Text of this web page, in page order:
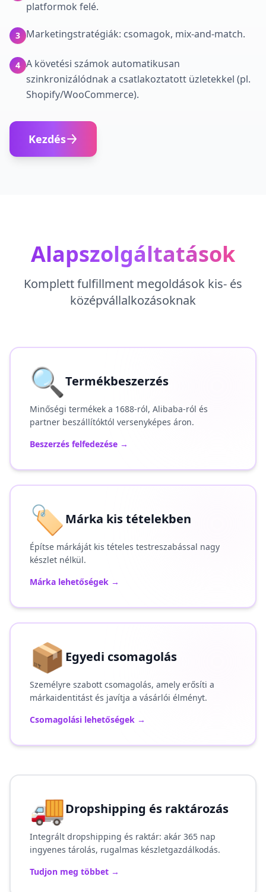
platformok felé.
3 Marketingstratégiák: csomagok, mix-and-match.
4 A követési számok automatikusan
szinkronizálódnak a csatlakoztatott üzletekkel (pl.
Shopify/WooCommerce).
Kezdés
Alapszolgáltatások
Komplett fulfillment megoldások kis- és
középvállalkozásoknak
🔍 Termékbeszerzés
Minőségi termékek a 1688-ról, Alibaba-ról és
partner beszállítóktól versenyképes áron.
Beszerzés felfedezése →
🏷️Márka kis tételekben
Építse márkáját kis tételes testreszabással nagy
készlet nélkül.
Márka lehetőségek →
📦 Egyedi csomagolás
Személyre szabott csomagolás, amely erősíti a
márkaidentitást és javítja a vásárlói élményt.
Csomagolási lehetőségek →
🚚Dropshipping és raktározás
Integrált dropshipping és raktár: akár 365 nap
ingyenes tárolás, rugalmas készletgazdálkodás.
Tudjon meg többet →